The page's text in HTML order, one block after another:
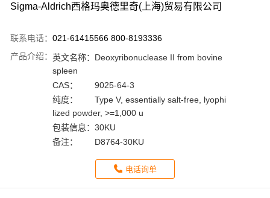
Sigma-Aldrich西格玛奥德里奇(上海)贸易有限公司
联系电话： 021-61415566 800-8193336
产品介绍： 英文名称： Deoxyribonuclease II from bovine
spleen
CAS：
9025-64-3
纯度：
Type V, essentially salt-free, lyophi
lized powder, >=1,000 u
包装信息： 30KU
备注：
D8764-30KU
电话询单